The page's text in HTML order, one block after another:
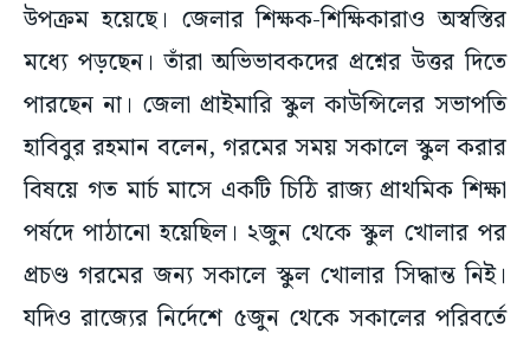
উপক্রম হয়েছে। জেলার শিক্ষক-শিক্ষিকারাও অস্বস্তির
মধ্যে পড়ছেন। তাঁরা অভিভাবকদের প্রশ্নের উত্তর দিতে
পারছেন না। জেলা প্রাইমারি স্কুল কাউন্সিলের সভাপতি
হাবিবুর রহমান বলেন, গরমের সময় সকালে স্কুল করার
বিষয়ে গত মার্চ মাসে একটি চিঠি রাজ্য প্রাথমিক শিক্ষা
পর্ষদে পাঠানো হয়েছিল। ২জুন থেকে স্কুল খোলার পর
প্রচণ্ড গরমের জন্য সকালে স্কুল খোলার সিদ্ধান্ত নিই।
যদিও রাজ্যের নির্দেশে ৫জুন থেকে সকালের পরিবর্তে